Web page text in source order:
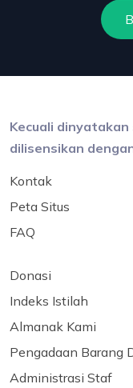
Kecuali
dilisensikan
Kontak
Peta Situs
FAQ
Donasi
Indeks Istilah
Almanak Kami
Pengadaan Barang
Administrasi Staf